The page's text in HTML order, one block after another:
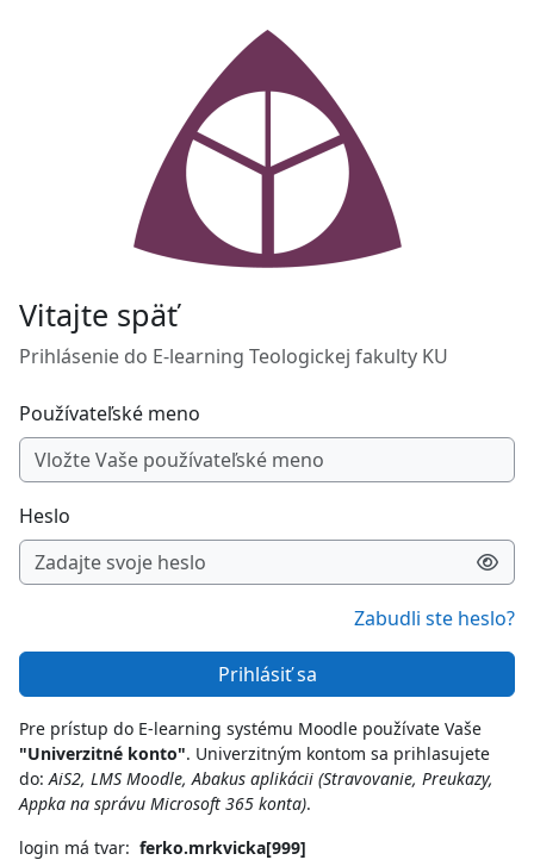
Vitajte späť
Prihlásenie do E-learning Teologickej fakulty KU
Používateľské meno
Heslo
Zabudli ste heslo?
Prihlásiť sa
Pre prístup do E-learning systému Moodle používate Vaše
"Univerzitné konto". Univerzitným kontom sa prihlasujete
do:AiS2, LMS Moodle, Abakus aplikácii (Stravovanie, Preukazy,
Appka na správu Microsoft 365 konta).
login má tvar: ferko.mrkvicka[999]